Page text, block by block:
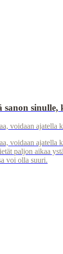
sanon sinulle,
voidaan
voidaan
paljon aikaa
voi olla suuri.